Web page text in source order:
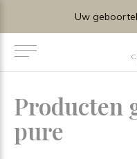
Uw
Producten
pure